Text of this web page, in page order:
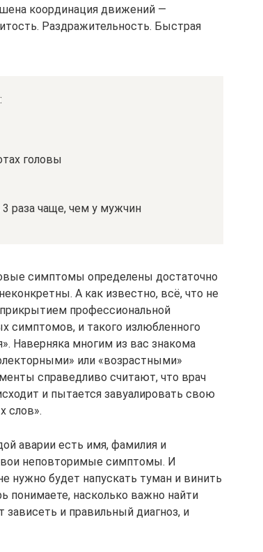
координация движений —
Раздражительность. Быстрая
головы
раза чаще, чем у мужчин
симптомы определены достаточно
А как известно, всё, что не
профессиональной
симптомов, и такого излюбленного
Наверняка многим из вас знакома
или «возрастными»
справедливо считают, что врач
и пытается завуалировать свою
слов».
аварии есть имя, фамилия и
неповторимые симптомы. И
нужно будет напускать туман и винить
понимаете, насколько важно найти
и правильный диагноз, и